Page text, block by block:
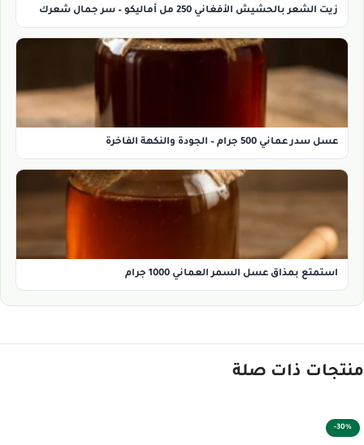
زيت الشعر بالحشيش الأفغاني 250 مل أماليكو – سر جمال شعرك
عسل سدر عماني 500 جرام – الجودة والنكهة الفاخرة
استمتع بمذاق عسل السمر العماني 1000 جرام
منتجات ذات صلة
-30%